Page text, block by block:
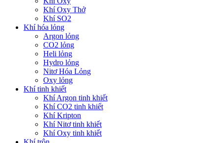
Khí Oxy Thở
Khí SO2
Khí hóa lỏng
Argon lỏng
CO2 lỏng
Heli lỏng
Hydro lỏng
Nitơ Hóa Lỏng
Oxy lỏng
Khí tinh khiết
Khí Argon tinh khiết
Khí CO2 tinh khiết
Khí Kripton
Khí Nitơ tinh khiết
Khí Oxy tinh khiết